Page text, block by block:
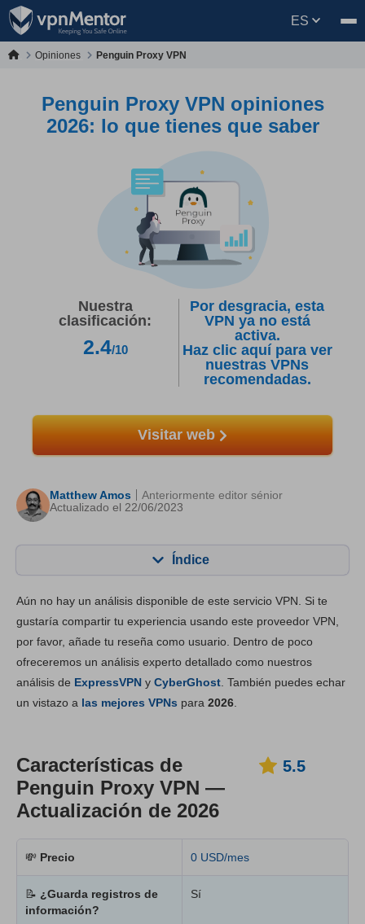
ES
Opiniones Penguin Proxy VPN
Penguin Proxy VPN opiniones
2026: lo que tienes que saber
Nuestra
clasificación:
2.4/10
Por desgracia, esta
VPN ya no está
activa.
Haz clic aquí para ver
nuestras VPNs
recomendadas.
Visitar web
Matthew Amos
Actualizado el 22/06/2023
Anteriormente editor sénior
Índice
Funciones principales 5.5
Instalación y apps 5.3
Fiabilidad y asistencia 3.3
Aún no hay un análisis disponible de este servicio VPN. Si te
gustaría compartir tu experiencia usando este proveedor VPN,
por favor, añade tu reseña como usuario. Dentro de poco
ofreceremos un análisis experto detallado como nuestros
análisis de ExpressVPN y CyberGhost . También puedes echar
un vistazo a las mejores VPNs para 2026
Características de
Penguin Proxy VPN —
Actualización de 2026
5.5
💸 Precio 0 USD/mes
📝 ¿Guarda registros de
información?
Sí